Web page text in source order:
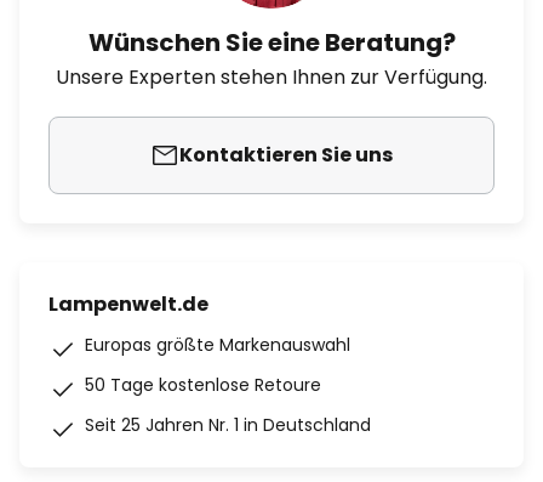
Wünschen Sie eine Beratung?
Unsere Experten stehen Ihnen zur Verfügung.
Kontaktieren Sie uns
Lampenwelt.de
Europas größte Markenauswahl
50 Tage kostenlose Retoure
Seit 25 Jahren Nr. 1 in Deutschland